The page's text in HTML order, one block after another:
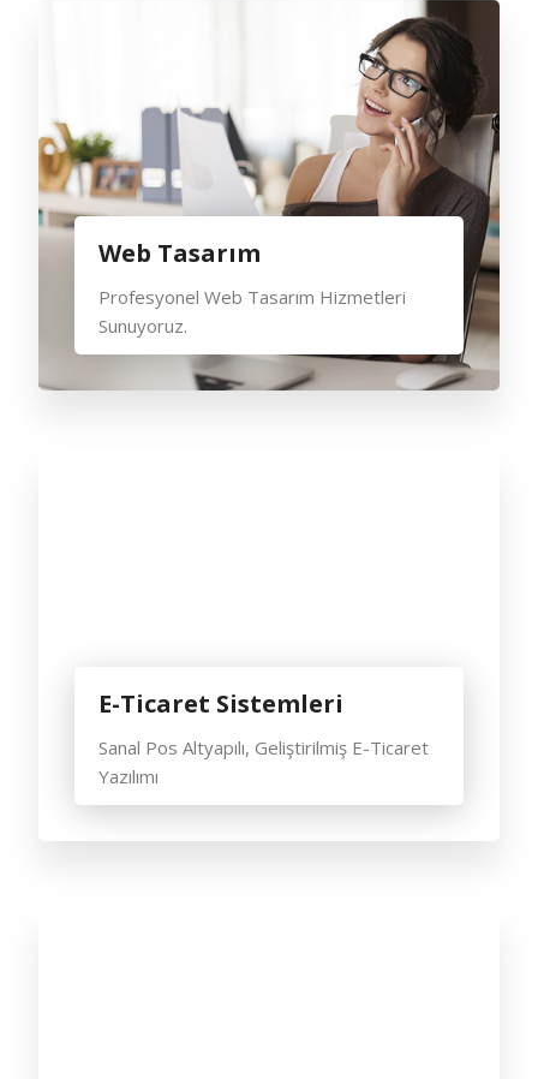
Web Tasarım
Profesyonel Web Tasarım Hizmetleri
Sunuyoruz.
E-Ticaret Sistemleri
Sanal Pos Altyapılı, Geliştirilmiş E-Ticaret
Yazılımı